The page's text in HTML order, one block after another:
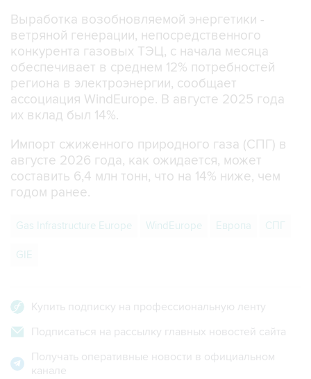
Выработка возобновляемой энергетики -
ветряной генерации, непосредственного
конкурента газовых ТЭЦ, с начала месяца
обеспечивает в среднем 12% потребностей
региона в электроэнергии, сообщает
ассоциация WindEurope. В августе 2025 года
их вклад был 14%.
Импорт сжиженного природного газа (СПГ) в
августе 2026 года, как ожидается, может
составить 6,4 млн тонн, что на 14% ниже, чем
годом ранее.
Gas Infrastructure Europe WindEurope Европа СПГ
GIE
Купить подписку на профессиональную ленту
Подписаться на рассылку главных новостей сайта
Получать оперативные новости в официальном
канале